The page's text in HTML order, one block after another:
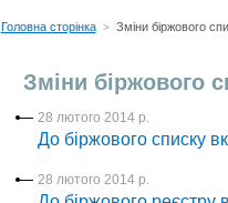
4 серпня 2026 р.
До
Головна сторінка > Зміни біржового
Зміни біржового
28 лютого 2014 р.
До біржового списку
28 лютого 2014 р.